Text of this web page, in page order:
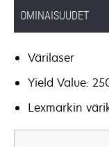
OMINAISUUDET
Värilaser
Yield Value:
Lexmarkin